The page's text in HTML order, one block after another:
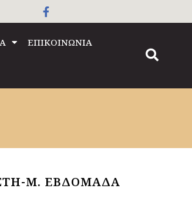
ΕΠΙΚΟΙΝΩΝΙΑ
Μ. ΕΒΔΟΜΑΔΑ